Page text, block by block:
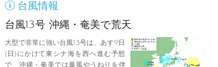
 台風情報
台風13号 沖縄・奄美で荒天
大型で非常に強い台風13号は、あす9日
(日)にかけて東シナ海を西へ進む予想
で、沖縄・奄美では暴風やうねりを伴